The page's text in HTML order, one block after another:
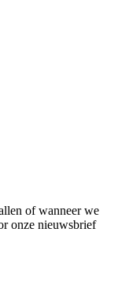
of wanneer we
onze nieuwsbrief